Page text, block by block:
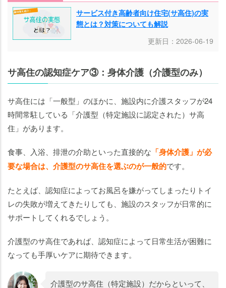
サービス付き高齢者向け住宅(サ高住)の実
態とは？対策についても解説
更新日：2026-06-19
サ高住の認知症ケア③：身体介護（介護型のみ）
サ高住には「一般型」のほかに、施設内に介護スタッフが24
時間常駐している「介護型（特定施設に認定された）サ高
住」があります。
食事、入浴、排泄の介助といった直接的な 「身体介護」が必
要な場合は、 介護型のサ高住を選ぶのが一般的です。
たとえば、認知症によってお風呂を嫌がってしまったりトイ
レの失敗が増えてきたりしても、施設のスタッフが日常的に
サポートしてくれるでしょう。
介護型のサ高住であれば、認知症によって日常生活が困難に
なっても手厚いケアに期待できます。
介護型のサ高住（特定施設）だからといって、